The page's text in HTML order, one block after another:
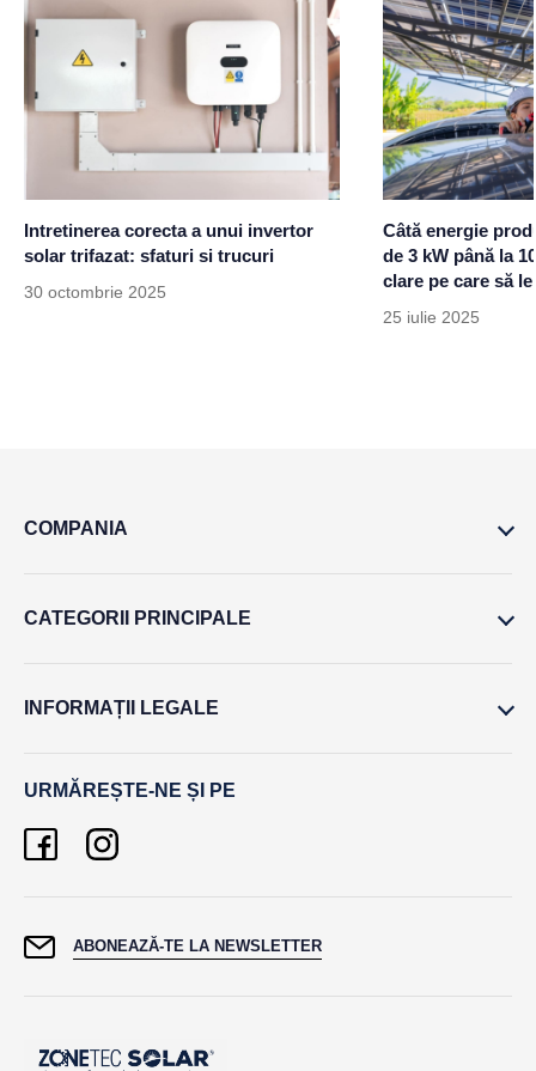
Intretinerea corecta a unui invertor
solar trifazat: sfaturi si trucuri
30 octombrie 2025
Câtă energie
de 3 kW până la
clare pe care să
25 iulie 2025
COMPANIA
CATEGORII PRINCIPALE
INFORMAȚII LEGALE
URMĂREȘTE-NE ȘI PE
ABONEAZĂ-TE LA NEWSLETTER